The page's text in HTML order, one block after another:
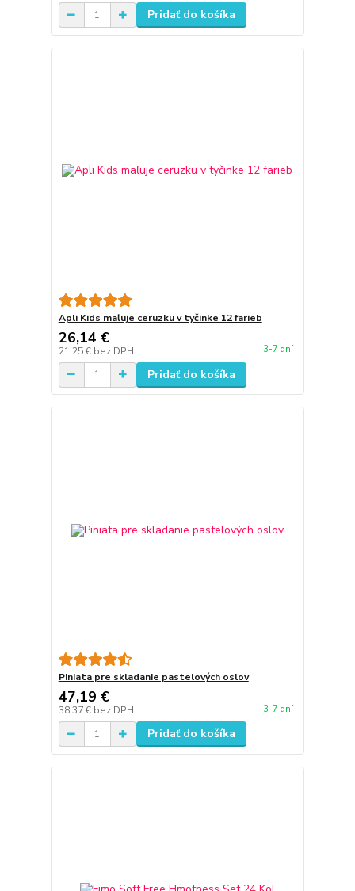
Pridať do košíka
Apli Kids maľuje ceruzku v tyčinke 12 farieb
26,14 €
21,25 € bez DPH 3-7 dní
Pridať do košíka
Piniata pre skladanie pastelových oslov
47,19 €
38,37 € bez DPH 3-7 dní
Pridať do košíka